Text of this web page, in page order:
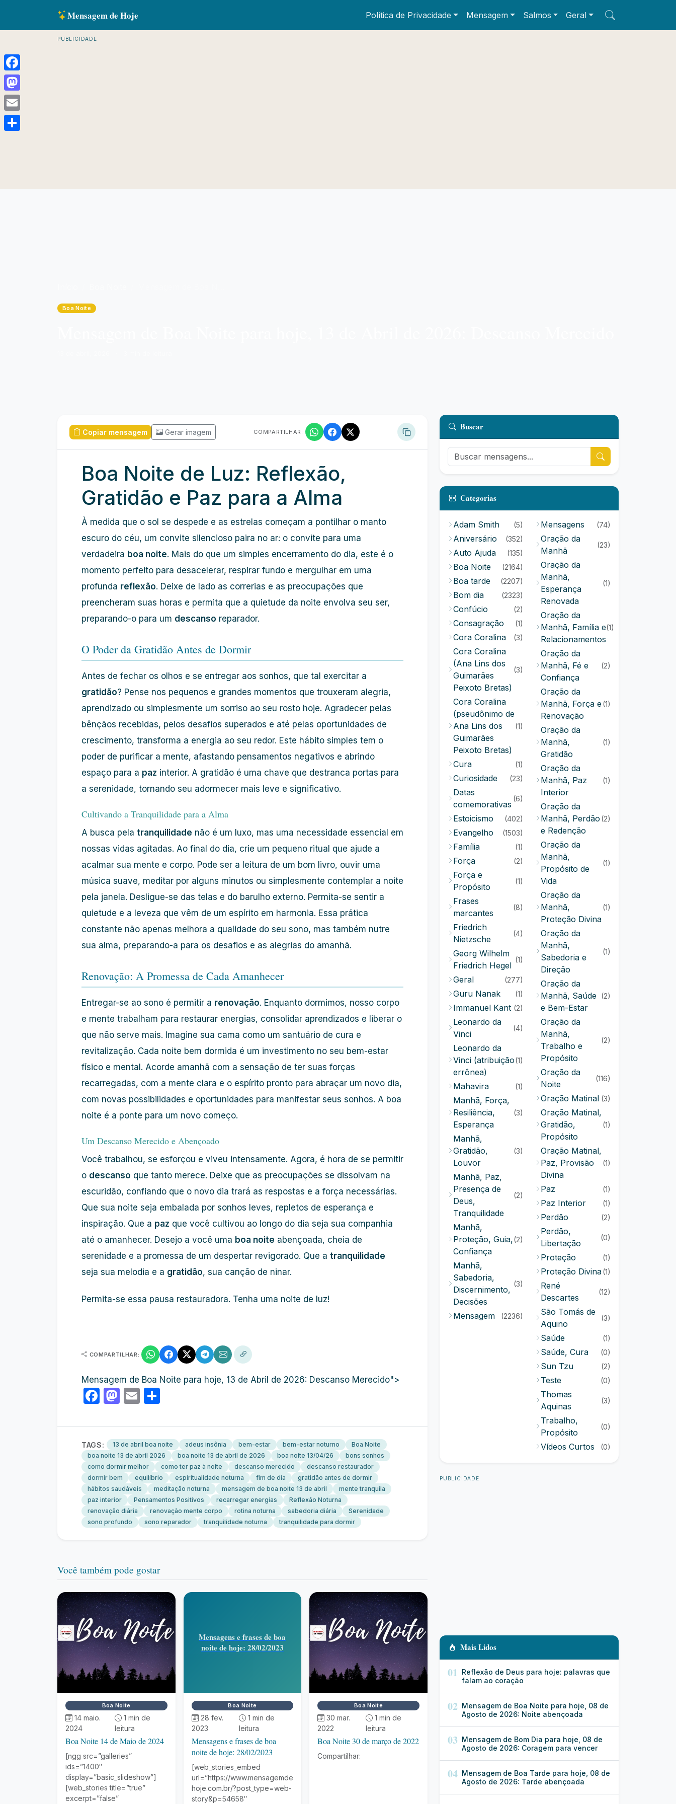
Mensagem de Hoje Política de Privacidade Mensagem Salmos Geral
PUBLICIDADE
Boa Noite
Copiar mensagem Gerar imagem COMPARTILHAR:
Boa Noite de Luz: Reflexão,
Gratidão e Paz para a Alma
À medida que o sol se despede e as estrelas começam a pontilhar o manto
escuro do céu, um convite silencioso paira no ar: o convite para uma
verdadeira boa noite. Mais do que um simples encerramento do dia, este é o
momento perfeito para desacelerar, respirar fundo e mergulhar em uma
profunda reflexão. Deixe de lado as correrias e as preocupações que
preencheram suas horas e permita que a quietude da noite envolva seu ser,
preparando-o para um descanso reparador.
O Poder da Gratidão Antes de Dormir
Antes de fechar os olhos e se entregar aos sonhos, que tal exercitar a
gratidão? Pense nos pequenos e grandes momentos que trouxeram alegria,
aprendizado ou simplesmente um sorriso ao seu rosto hoje. Agradecer pelas
bênçãos recebidas, pelos desafios superados e até pelas oportunidades de
crescimento, transforma a energia ao seu redor. Este hábito simples tem o
poder de purificar a mente, afastando pensamentos negativos e abrindo
espaço para a paz interior. A gratidão é uma chave que destranca portas para
a serenidade, tornando seu adormecer mais leve e significativo.
Cultivando a Tranquilidade para a Alma
A busca pela tranquilidade não é um luxo, mas uma necessidade essencial em
nossas vidas agitadas. Ao final do dia, crie um pequeno ritual que ajude a
acalmar sua mente e corpo. Pode ser a leitura de um bom livro, ouvir uma
música suave, meditar por alguns minutos ou simplesmente contemplar a noite
pela janela. Desligue-se das telas e do barulho externo. Permita-se sentir a
quietude e a leveza que vêm de um espírito em harmonia. Essa prática
constante não apenas melhora a qualidade do seu sono, mas também nutre
sua alma, preparando-a para os desafios e as alegrias do amanhã.
Renovação: A Promessa de Cada Amanhecer
Entregar-se ao sono é permitir a renovação. Enquanto dormimos, nosso corpo
e mente trabalham para restaurar energias, consolidar aprendizados e liberar o
que não serve mais. Imagine sua cama como um santuário de cura e
revitalização. Cada noite bem dormida é um investimento no seu bem-estar
físico e mental. Acorde amanhã com a sensação de ter suas forças
recarregadas, com a mente clara e o espírito pronto para abraçar um novo dia,
com novas possibilidades e oportunidades para manifestar seus sonhos. A boa
noite é a ponte para um novo começo.
Um Descanso Merecido e Abençoado
Você trabalhou, se esforçou e viveu intensamente. Agora, é hora de se permitir
o descanso que tanto merece. Deixe que as preocupações se dissolvam na
escuridão, confiando que o novo dia trará as respostas e a força necessárias.
Que sua noite seja embalada por sonhos leves, repletos de esperança e
inspiração. Que a paz que você cultivou ao longo do dia seja sua companhia
até o amanhecer. Desejo a você uma boa noite abençoada, cheia de
serenidade e a promessa de um despertar revigorado. Que a tranquilidade
seja sua melodia e a gratidão, sua canção de ninar.
Permita-se essa pausa restauradora. Tenha uma noite de luz!
COMPARTILHAR:
Mensagem de Boa Noite para hoje, 13 de Abril de 2026: Descanso Merecido">
Facebook
Mastodon
Email
TAGS: 13 de abril boa noite adeus insônia bem-estar bem-estar noturno
Boa Noite
boa noite 13 de abril 2026
boa noite 13 de abril de 2026 boa noite 13/04/26
bons sonhos
como dormir melhor
como ter paz à noite descanso merecido
descanso restaurador
dormir bem
equilíbrio espiritualidade noturna fim de dia
gratidão antes de dormir
hábitos saudáveis
meditação noturna mensagem de boa noite 13 de abril
mente tranquila
paz interior
Pensamentos Positivos recarregar energias
Reflexão Noturna
renovação diária
renovação mente corpo rotina noturna sabedoria diária
Serenidade
sono profundo
sono reparador tranquilidade noturna tranquilidade para dormir
Você também pode gostar
Boa Noite
14 maio.
2024
1 min de
leitura
Boa Noite 14 de Maio de 2024
[ngg src=”galleries”
ids=”1400″
display=”basic_slideshow”]
[web_stories title=”true”
excerpt=”false”
Mensagens e frases de boa
noite de hoje: 28/02/2023
Boa Noite
28 fev.
2023
1 min de
leitura
Mensagens e frases de boa
noite de hoje: 28/02/2023
[web_stories_embed
url=”https://www.mensagemde
hoje.com.br/?post_type=web-
story&p=54658″
Boa Noite
30 mar.
2022
1 min de
leitura
Boa Noite 30 de março de 2022
Compartilhar:
Buscar
Categorias
Adam Smith (5)
Aniversário (352)
Auto Ajuda (135)
Boa Noite (2164)
Boa tarde (2207)
Bom dia (2323)
Confúcio (2)
Consagração (1)
Cora Coralina (3)
Cora Coralina
(Ana Lins dos
Guimarães
Peixoto Bretas)
(3)
Cora Coralina
(pseudônimo de
Ana Lins dos
Guimarães
Peixoto Bretas)
(1)
Cura (1)
Curiosidade (23)
Datas
comemorativas
(6)
Estoicismo (402)
Evangelho (1503)
Família (1)
Força (2)
Força e
Propósito
(1)
Frases
marcantes
(8)
Friedrich
Nietzsche
(4)
Georg Wilhelm
Friedrich Hegel
(1)
Geral (277)
Guru Nanak (1)
Immanuel Kant (2)
Leonardo da
Vinci
(4)
Leonardo da
Vinci (atribuição
errônea)
(1)
Mahavira (1)
Manhã, Força,
Resiliência,
Esperança
(3)
Manhã,
Gratidão,
Louvor
(3)
Manhã, Paz,
Presença de
Deus,
Tranquilidade
(2)
Manhã,
Proteção, Guia,
Confiança
(2)
Manhã,
Sabedoria,
Discernimento,
Decisões
(3)
Mensagem (2236)
Mensagens (74)
Oração da
Manhã
(23)
Oração da
Manhã,
Esperança
Renovada
(1)
Oração da
Manhã, Família e
Relacionamentos
(1)
Oração da
Manhã, Fé e
Confiança
(2)
Oração da
Manhã, Força e
Renovação
(1)
Oração da
Manhã,
Gratidão
(1)
Oração da
Manhã, Paz
Interior
(1)
Oração da
Manhã, Perdão
e Redenção
(2)
Oração da
Manhã,
Propósito de
Vida
(1)
Oração da
Manhã,
Proteção Divina
(1)
Oração da
Manhã,
Sabedoria e
Direção
(1)
Oração da
Manhã, Saúde
e Bem-Estar
(2)
Oração da
Manhã,
Trabalho e
Propósito
(2)
Oração da
Noite
(116)
Oração Matinal (3)
Oração Matinal,
Gratidão,
Propósito
(1)
Oração Matinal,
Paz, Provisão
Divina
(1)
Paz (1)
Paz Interior (1)
Perdão (2)
Perdão,
Libertação
(0)
Proteção (1)
Proteção Divina(1)
René
Descartes
(12)
São Tomás de
Aquino
(3)
Saúde (1)
Saúde, Cura (0)
Sun Tzu (2)
Teste (0)
Thomas
Aquinas
(3)
Trabalho,
Propósito
(0)
Vídeos Curtos (0)
PUBLICIDADE
Mais Lidos
01 Reflexão de Deus para hoje: palavras que
falam ao coração
02 Mensagem de Boa Noite para hoje, 08 de
Agosto de 2026: Noite abençoada
03 Mensagem de Bom Dia para hoje, 08 de
Agosto de 2026: Coragem para vencer
04 Mensagem de Boa Tarde para hoje, 08 de
Agosto de 2026: Tarde abençoada
Facebook
Mastodon
Email